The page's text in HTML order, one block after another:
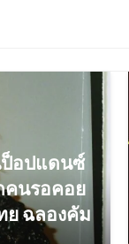
ป็อปแดนซ์
คนรอคอย
ย ฉลองคัม